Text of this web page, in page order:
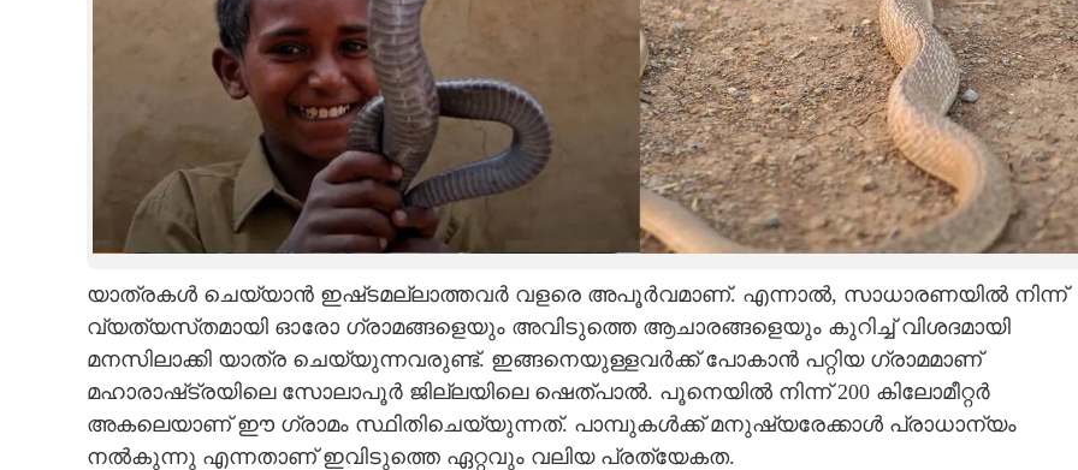
CARTOONS
LITERATURE
യാത്രകൾ ചെയ്യാൻ ഇഷ്‌ടമല്ലാത്തവർ വളരെ അപൂർവമാണ്. എന്നാൽ, സാധാരണയിൽ നിന്ന്
വ്യത്യസ്‌തമായി ഓരോ ഗ്രാമങ്ങളെയും അവിടുത്തെ ആചാരങ്ങളെയും കുറിച്ച് വിശദമായി
മനസിലാക്കി യാത്ര ചെയ്യുന്നവരുണ്ട്. ഇങ്ങനെയുള്ളവർക്ക് പോകാൻ പറ്റിയ ഗ്രാമമാണ്
മഹാരാഷ്‌ട്രയിലെ സോലാപൂർ ജില്ലയിലെ ഷെത്‌പാൽ. പൂനെയിൽ നിന്ന് 200 കിലോമീറ്റർ
അകലെയാണ് ഈ ഗ്രാമം സ്ഥിതിചെയ്യുന്നത്. പാമ്പുകൾക്ക് മനുഷ്യരേക്കാൾ പ്രാധാന്യം
നൽകുന്നു എന്നതാണ് ഇവിടുത്തെ ഏറ്റവും വലിയ പ്രത്യേകത.